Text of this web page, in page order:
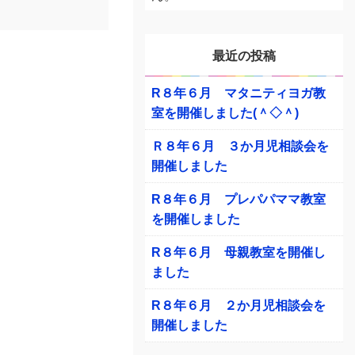
最近の投稿
R８年６月 マタニティヨガ教
室を開催しました(＾◇＾)
Ｒ８年６月 ３か月児相談会を
開催しました
R８年６月 プレパパママ教室
を開催しました
R８年６月 母親教室を開催し
ました
R８年６月 ２か月児相談会を
開催しました